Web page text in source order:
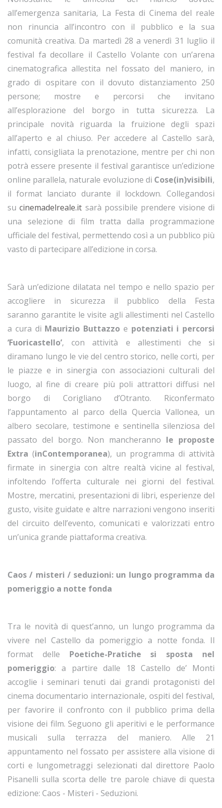
all’emergenza sanitaria, La Festa di Cinema del reale
non rinuncia all’incontro con il pubblico e la sua
comunità creativa. Da martedì 28 a venerdì 31 luglio il
festival fa decollare il Castello Volante con un’arena
cinematografica allestita nel fossato del maniero, in
grado di ospitare con il dovuto distanziamento 250
persone; mostre e percorsi che invitano
all’esplorazione del borgo in tutta sicurezza. La
principale novità riguarda la fruizione degli spazi
all’aperto e al chiuso. Per accedere al Castello sarà,
infatti, consigliata la prenotazione, mentre per chi non
potrà essere presente il festival garantisce un’edizione
online parallela, naturale evoluzione di Cose(in)visibili,
il format lanciato durante il lockdown. Collegandosi
sucinemadelreale.it sarà possibile prendere visione di
una selezione di film tratta dalla programmazione
ufficiale del festival, permettendo così a un pubblico più
vasto di partecipare all’edizione in corsa.
Sarà un’edizione dilatata nel tempo e nello spazio per
accogliere in sicurezza il pubblico della Festa
saranno garantite le visite agli allestimenti nel Castello
a cura di Maurizio Buttazzo e potenziati i percorsi
‘Fuoricastello’, con attività e allestimenti che si
diramano lungo le vie del centro storico, nelle corti, per
le piazze e in sinergia con associazioni culturali del
luogo, al fine di creare più poli attrattori diffusi nel
borgo di Corigliano d’Otranto. Riconfermato
l’appuntamento al parco della Quercia Vallonea, un
albero secolare, testimone e sentinella silenziosa del
passato del borgo. Non mancheranno le proposte
Extra (inContemporanea), un programma di attività
firmate in sinergia con altre realtà vicine al festival,
infoltendo l’offerta culturale nei giorni del festival.
Mostre, mercatini, presentazioni di libri, esperienze del
gusto, visite guidate e altre narrazioni vengono inseriti
del circuito dell’evento, comunicati e valorizzati entro
un’unica grande piattaforma creativa.
Caos / misteri / seduzioni: un lungo programma da
pomeriggio a notte fonda
Tra le novità di quest’anno, un lungo programma da
vivere nel Castello da pomeriggio a notte fonda. Il
format delle Poetiche-Pratiche si sposta nel
pomeriggio: a partire dalle 18 Castello de’ Monti
accoglie iseminari tenuti dai grandi protagonisti del
cinema documentario internazionale, ospiti del festival,
per favorire il confronto con il pubblico prima della
visione dei film. Seguono gli aperitivi e le performance
musicali sulla terrazza del maniero. Alle 21
appuntamento nel fossato per assistere alla visione di
corti e lungometraggi selezionati dal direttore Paolo
Pisanelli sulla scorta delle tre parole chiave di questa
edizione: Caos - Misteri - Seduzioni.